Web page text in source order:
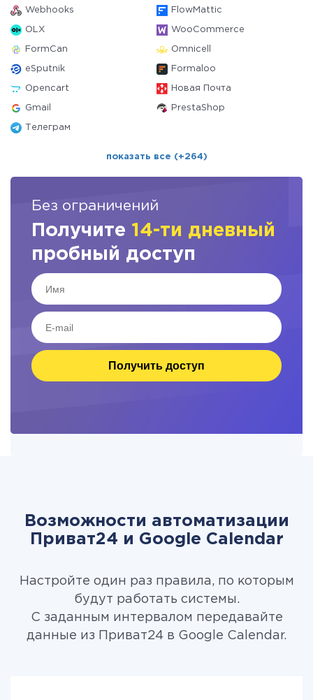
Webhooks FlowMattic
OLX WooCommerce
FormCan Omnicell
eSputnik Formaloo
Opencart Новая Почта
Gmail PrestaShop
Телеграм
показать все (+264)
Без ограничений
Получите 14-ти дневный
пробный доступ
Получить доступ
Возможности автоматизации
Приват24 и Google Calendar
Настройте один раз правила, по которым
будут работать системы.
С заданным интервалом передавайте
данные из Приват24 в Google Calendar.